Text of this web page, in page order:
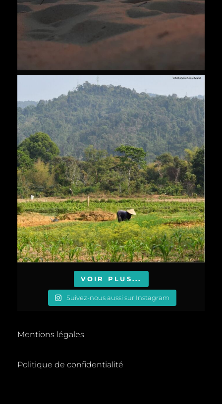
VOIR PLUS...
Suivez-nous aussi sur Instagram
Mentions légales
Politique de confidentialité